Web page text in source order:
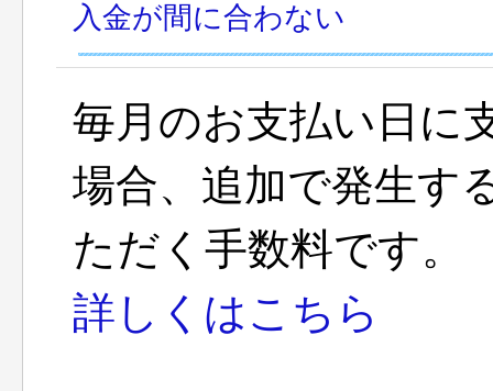
入金が間に合わない
毎月のお支払い日に
場合、追加で発生す
ただく手数料です。
詳しくはこちら